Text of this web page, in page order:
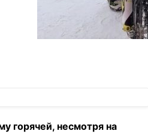
горячей, несмотря на